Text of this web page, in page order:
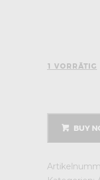
1 VORRÄTIG
Explorer
Amarok
geriffelt
Menge
BUY